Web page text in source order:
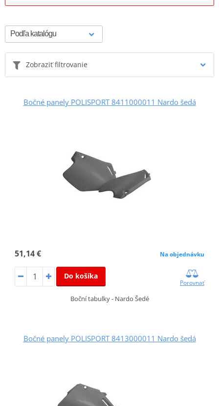
Zobraziť filtrovanie
Bočné panely POLISPORT 8411000011 Nardo šedá
51,14 € Na objednávku
Do košíka
Porovnať
Boční tabulky - Nardo Šedé
Bočné panely POLISPORT 8413000011 Nardo šedá